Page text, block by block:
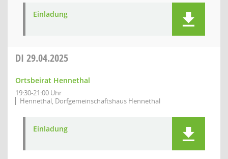
Einladung
DI 29.04.2025
Ortsbeirat Hennethal
19:30-21:00 Uhr
Hennethal, Dorfgemeinschaftshaus Hennethal
Einladung